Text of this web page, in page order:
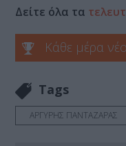
Δείτε όλα τα
Κάθε μέρα
Tags
ΑΡΓΥΡΗΣ ΠΑΝΤΑΖΑΡΑΣ